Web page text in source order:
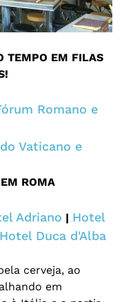
TEMPO EM FILAS
Romano e
Vaticano e
ROMA
Adriano | Hotel
Hotel Duca d'Alba
cerveja, ao
em